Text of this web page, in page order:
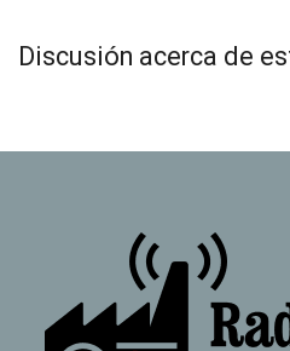
Discusión acerca de